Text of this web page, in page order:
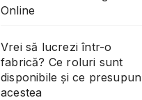
Online
Vrei să lucrezi într-o
fabrică? Ce roluri sunt
disponibile și ce presupun
acestea